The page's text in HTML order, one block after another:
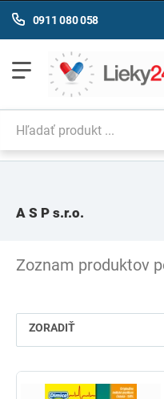
0911 080 058
A S P s.r.o.
Zoznam produktov
ZORADIŤ